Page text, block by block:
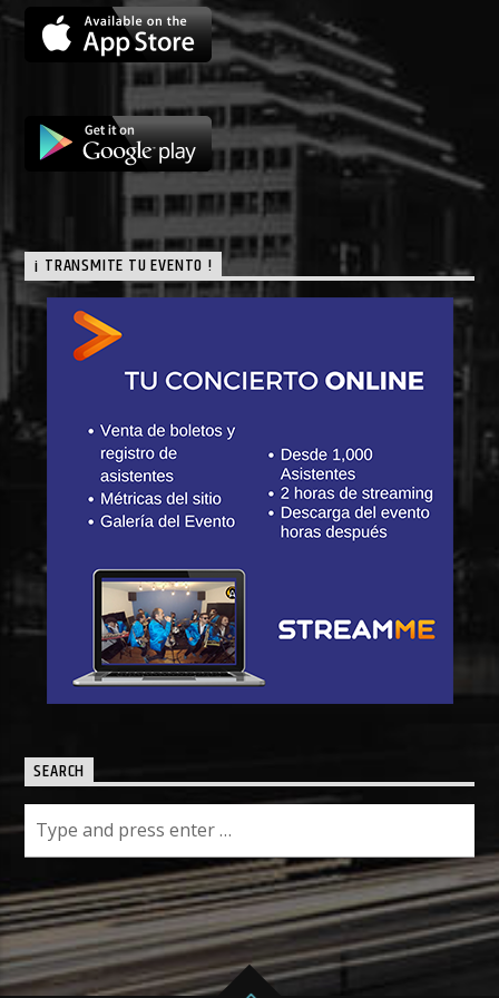
¡ TRANSMITE TU EVENTO !
SEARCH